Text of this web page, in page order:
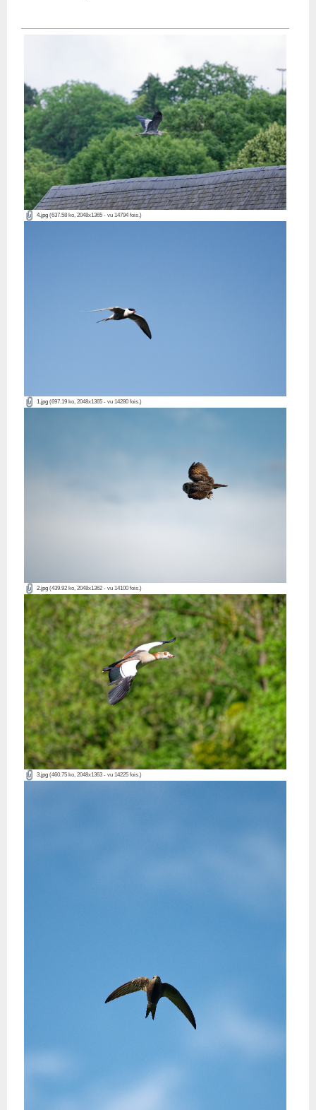
4.jpg(637.58 ko, 2048x1365 - vu 14794 fois.)
1.jpg(697.19 ko, 2048x1365 - vu 14280 fois.)
2.jpg(439.92 ko, 2048x1362 - vu 14100 fois.)
3.jpg(460.75 ko, 2048x1363 - vu 14225 fois.)